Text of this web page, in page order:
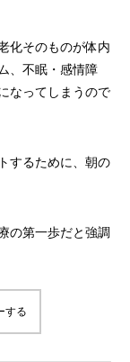
化そのものが体内
、不眠・感情障
なってしまうので
するために、朝の
の第一歩だと強調
する